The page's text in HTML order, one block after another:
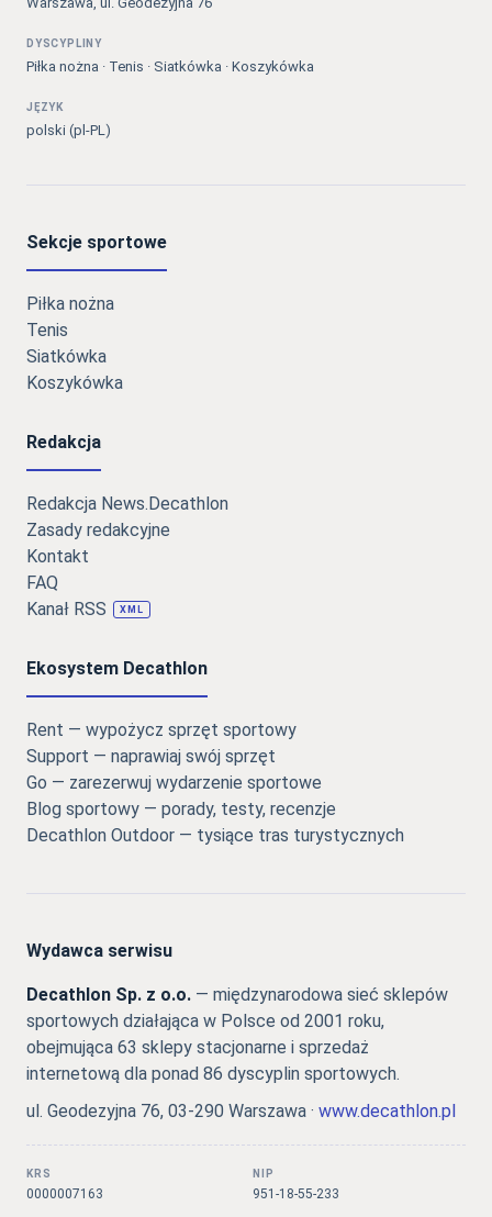
DYSCYPLINY
Piłka nożna · Tenis · Siatkówka · Koszykówka
JĘZYK
polski (pl-PL)
Sekcje sportowe
Piłka nożna
Tenis
Siatkówka
Koszykówka
Redakcja
Redakcja News.Decathlon
Zasady redakcyjne
Kontakt
FAQ
Kanał RSS
XML
Ekosystem Decathlon
Rent — wypożycz sprzęt sportowy
Support — naprawiaj swój sprzęt
Go — zarezerwuj wydarzenie sportowe
Blog sportowy — porady, testy, recenzje
Decathlon Outdoor — tysiące tras turystycznych
Wydawca serwisu
Decathlon Sp. z o.o. — międzynarodowa sieć sklepów
sportowych działająca w Polsce od 2001 roku,
obejmująca 63 sklepy stacjonarne i sprzedaż
internetową dla ponad 86 dyscyplin sportowych.
ul. Geodezyjna 76, 03-290 Warszawa · www.decathlon.pl
KRS
0000007163
NIP
951-18-55-233